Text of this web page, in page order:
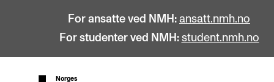
For ansatte ved NMH: ansatt.nmh.no
For studenter ved NMH: student.nmh.no
Norges